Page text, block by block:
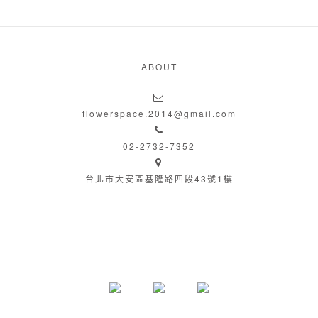
ABOUT
flowerspace.2014@gmail.com
02-2732-7352
台北市大安區基隆路四段43號1樓